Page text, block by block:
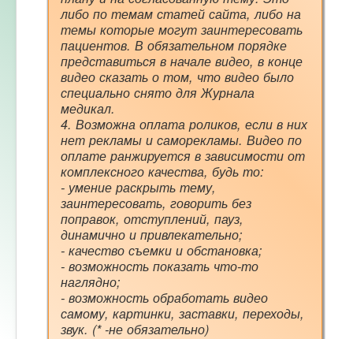
либо по темам статей сайта, либо на
темы которые могут заинтересовать
пациентов. В обязательном порядке
представиться в начале видео, в конце
видео сказать о том, что видео было
специально снято для Журнала
медикал.
4. Возможна оплата роликов, если в них
нет рекламы и саморекламы. Видео по
оплате ранжируется в зависимости от
комплексного качества, будь то:
- умение раскрыть тему,
заинтересовать, говорить без
поправок, отступлений, пауз,
динамично и привлекательно;
- качество съемки и обстановка;
- возможность показать что-то
наглядно;
- возможность обработать видео
самому, картинки, заставки, переходы,
звук. (* -не обязательно)